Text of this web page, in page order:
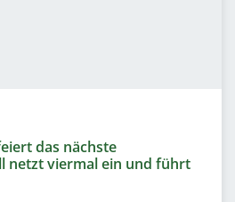
das nächste
netzt viermal ein und führt